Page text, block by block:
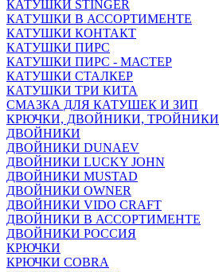
КАТУШКИ STINGER
КАТУШКИ В АССОРТИМЕНТЕ
КАТУШКИ КОНТАКТ
КАТУШКИ ПИРС
КАТУШКИ ПИРС - МАСТЕР
КАТУШКИ СТАЛКЕР
КАТУШКИ ТРИ КИТА
СМАЗКА ДЛЯ КАТУШЕК И ЗИП
КРЮЧКИ, ДВОЙНИКИ, ТРОЙНИКИ
ДВОЙНИКИ
ДВОЙНИКИ DUNAEV
ДВОЙНИКИ LUCKY JOHN
ДВОЙНИКИ MUSTAD
ДВОЙНИКИ OWNER
ДВОЙНИКИ VIDO CRAFT
ДВОЙНИКИ В АССОРТИМЕНТЕ
ДВОЙНИКИ РОССИЯ
КРЮЧКИ
КРЮЧКИ COBRA